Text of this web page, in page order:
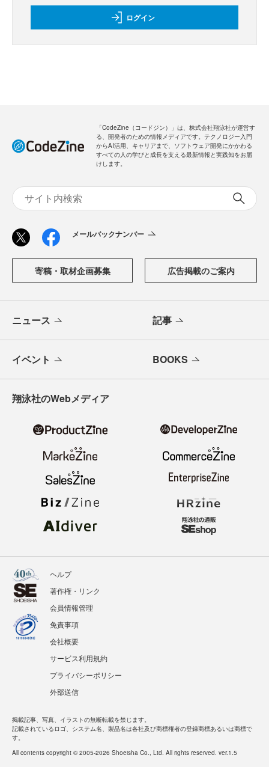
ログイン
「CodeZine（コードジン）」は、株式会社翔泳社が運営す
る、開発者のための情報メディアです。テクノロジー入門
からAI活用、キャリアまで、ソフトウェア開発にかかわる
すべての人の学びと成長を支える最新情報と実践知をお届
けします。
メールバックナンバー
寄稿・取材企画募集 広告掲載のご案内
ニュース 記事
イベント BOOKS
翔泳社のWebメディア
ヘルプ
著作権・リンク
会員情報管理
免責事項
会社概要
サービス利用規約
プライバシーポリシー
外部送信
掲載記事、写真、イラストの無断転載を禁じます。
記載されているロゴ、システム名、製品名は各社及び商標権者の登録商標あるいは商標で
す。
All contents copyright © 2005-2026 Shoeisha Co., Ltd. All rights reserved. ver.1.5